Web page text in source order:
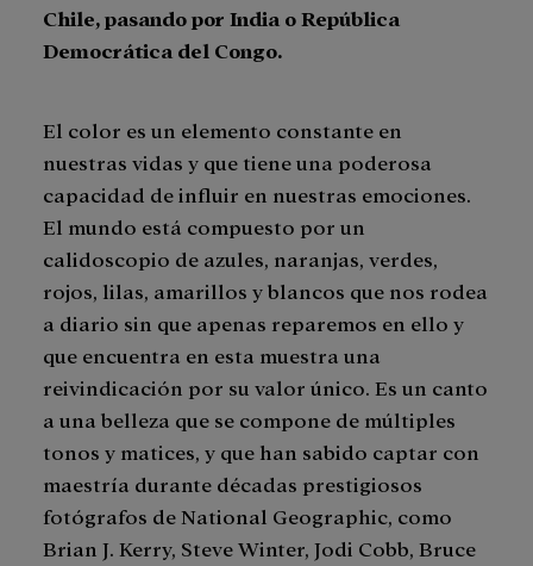
Chile, pasando por India o República
Democrática del Congo.
El color es un elemento constante en
nuestras vidas y que tiene una poderosa
capacidad de influir en nuestras emociones.
El mundo está compuesto por un
calidoscopio de azules, naranjas, verdes,
rojos, lilas, amarillos y blancos que nos rodea
a diario sin que apenas reparemos en ello y
que encuentra en esta muestra una
reivindicación por su valor único. Es un canto
a una belleza que se compone de múltiples
tonos y matices, y que han sabido captar con
maestría durante décadas prestigiosos
fotógrafos de National Geographic, como
Brian J. Kerry, Steve Winter, Jodi Cobb, Bruce